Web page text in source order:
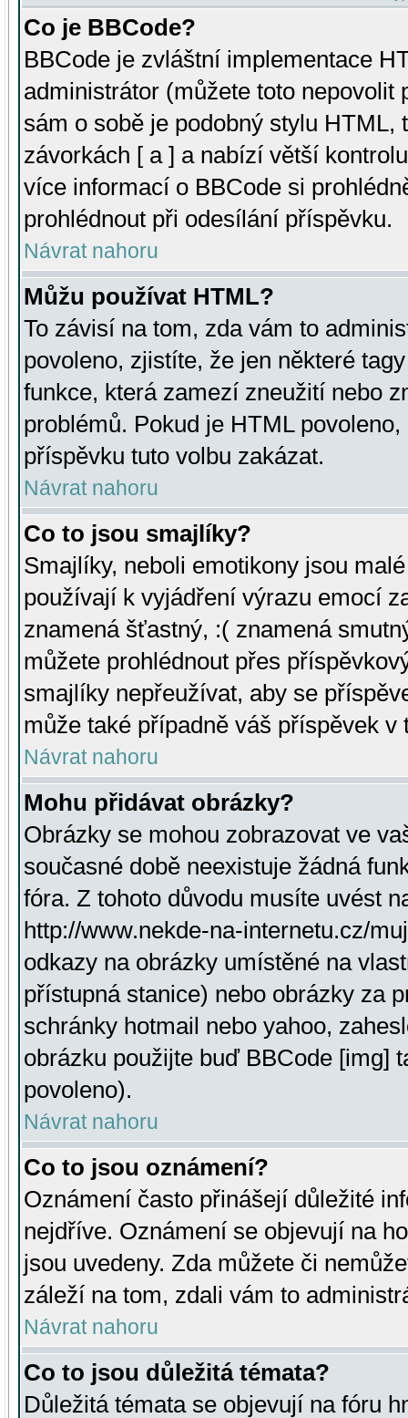
Co je BBCode?
BBCode je zvláštní implementace
administrátor (můžete toto
sám o sobě je podobný stylu HTML,
závorkách [ a ] a nabízí větší
více informací o BBCode si
prohlédnout při odesílání příspěvku.
Návrat nahoru
Můžu používat HTML?
To závisí na tom, zda vám to
povoleno, zjistíte, že jen některé
funkce, která zamezí zneužití nebo
problémů. Pokud je HTML
příspěvku tuto volbu zakázat.
Návrat nahoru
Co to jsou smajlíky?
Smajlíky, neboli emotikony jsou
používají k vyjádření výrazu emocí
znamená šťastný, :( znamená
můžete prohlédnout přes
smajlíky nepřeužívat, aby se
může také případně váš příspěvek v
Návrat nahoru
Mohu přidávat obrázky?
Obrázky se mohou zobrazovat ve
současné době neexistuje žádná
fóra. Z tohoto důvodu musíte uvést
http://www.nekde-na-internetu.cz/
odkazy na obrázky umístěné na
přístupná stanice) nebo obrázky za
schránky hotmail nebo yahoo,
obrázku použijte buď BBCode [img]
povoleno).
Návrat nahoru
Co to jsou oznámení?
Oznámení často přinášejí důležité
nejdříve. Oznámení se objevují na
jsou uvedeny. Zda můžete či
záleží na tom, zdali vám to
Návrat nahoru
Co to jsou důležitá témata?
Důležitá témata se objevují na fóru